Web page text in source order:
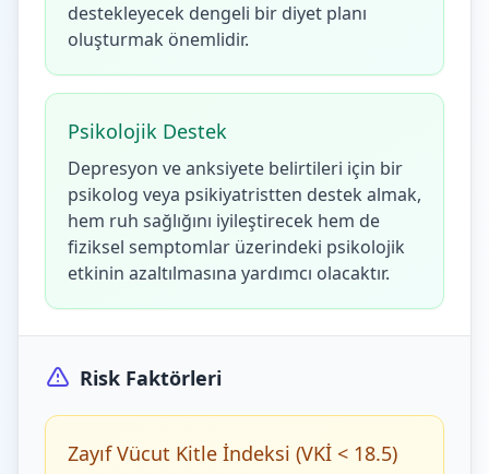
destekleyecek dengeli bir diyet planı
oluşturmak önemlidir.
Psikolojik Destek
Depresyon ve anksiyete belirtileri için bir
psikolog veya psikiyatristten destek almak,
hem ruh sağlığını iyileştirecek hem de
fiziksel semptomlar üzerindeki psikolojik
etkinin azaltılmasına yardımcı olacaktır.
Risk Faktörleri
Zayıf Vücut Kitle İndeksi (VKİ < 18.5)